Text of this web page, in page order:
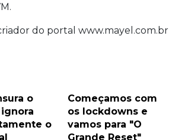
do portal www.mayel.com.br
o
o
Começamos com
os lockdowns e
vamos para "O
Grande Reset"